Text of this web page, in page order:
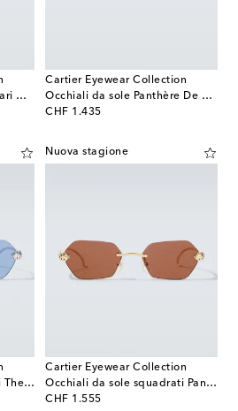
Occhiali da sole rettangolari Décor C De Cartier
Cartier Eyewear Collection
Occhiali da sole Panthère De Cartier
CHF 1.435
original price
Occhiali da sole squadrati The Panthère De Cartier
Nuova stagione
Cartier Eyewear Collection
Occhiali da sole squadrati Panthère De Cartier
CHF 1.555
original price